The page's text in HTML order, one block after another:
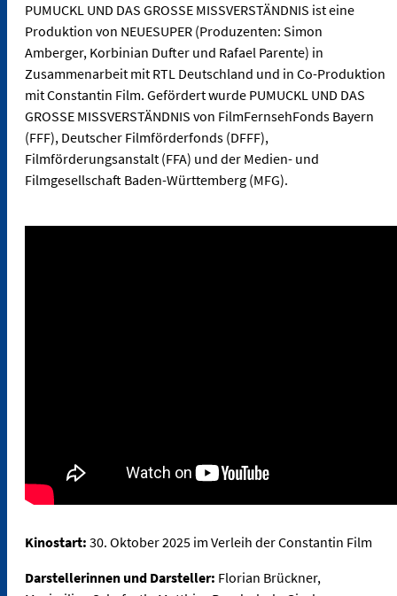
PUMUCKL UND DAS GROSSE MISSVERSTÄNDNIS ist eine
Produktion von NEUESUPER (Produzenten: Simon
Amberger, Korbinian Dufter und Rafael Parente) in
Zusammenarbeit mit RTL Deutschland und in Co-Produktion
mit Constantin Film. Gefördert wurde PUMUCKL UND DAS
GROSSE MISSVERSTÄNDNIS von FilmFernsehFonds Bayern
(FFF), Deutscher Filmförderfonds (DFFF),
Filmförderungsanstalt (FFA) und der Medien- und
Filmgesellschaft Baden-Württemberg (MFG).
Kinostart: 30. Oktober 2025 im Verleih der Constantin Film
Darstellerinnen und Darsteller: Florian Brückner,